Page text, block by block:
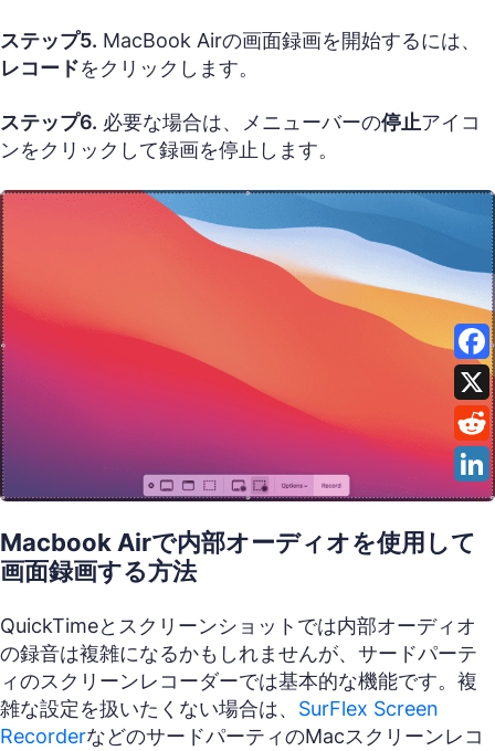
ステップ5. MacBook Airの画面録画を開始するには、
レコードをクリックします。
ステップ6. 必要な場合は、メニューバーの停止アイコ
ンをクリックして録画を停止します。
Macbook Airで内部オーディオを使用して
画面録画する方法
QuickTimeとスクリーンショットでは内部オーディオ
の録音は複雑になるかもしれませんが、サードパーテ
ィのスクリーンレコーダーでは基本的な機能です。複
雑な設定を扱いたくない場合は、 SurFlex Screen
RecorderなどのサードパーティのMacスクリーンレコ